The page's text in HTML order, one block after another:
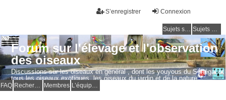
Connexion
S’enregistrer
Sujets sans réponse Sujets actifs
Forum sur l'élevage et l'observation
des oiseaux
Discussions sur les oiseaux en général , dont les youyous du Sénégal et
tous les oiseaux exotiques, les oiseaux du jardin et de la nature.
Questions, photos, expériences.
FAQ Membres